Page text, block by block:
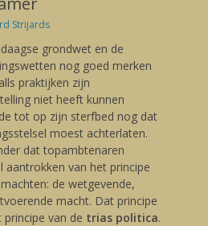
Strijards
grondwet en de
nog goed merken
praktijken zijn
niet heeft kunnen
tot op zijn sterfbed nog dat
moest achterlaten.
dat topambtenaren
aantrokken van het principe
de wetgevende,
macht. Dat principe
van de trias politica.